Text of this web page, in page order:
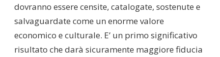
dovranno essere censite, catalogate, sostenute e
salvaguardate come un enorme valore
economico e culturale. E’ un primo significativo
risultato che darà sicuramente maggiore fiducia